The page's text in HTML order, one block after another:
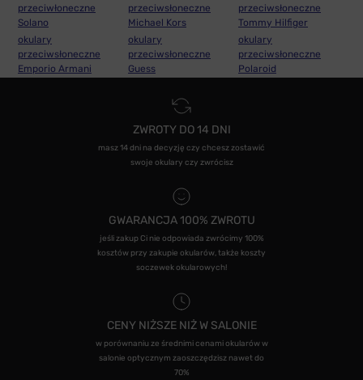
przeciwłoneczne
Solano
przeciwsłoneczne
Michael Kors
przeciwsłoneczne
Tommy Hilfiger
okulary
przeciwsłoneczne
Emporio Armani
okulary
przeciwsłoneczne
Guess
okulary
przeciwsłoneczne
Polaroid
ZWROTY DO 14 DNI
masz 14 dni na decyzję czy chcesz zostawić
swoje okulary czy zwrócisz
GWARANCJA 100% ZWROTU
jeśli zakup Ci nie odpowiada zwrócimy 100%
kosztów przy zakupie okularów, także koszty
soczewek okularowych!
CENY NIŻSZE NIŻ W SALONIE
w porównaniu ze średnimi cenami okularów w
salonie optycznym zaoszczędzisz nawet do
70%